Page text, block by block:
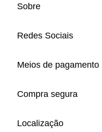
Sobre
Redes Sociais
Meios de pagamento
Compra segura
Localização